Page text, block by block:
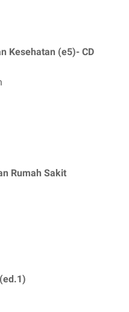
Kesehatan (e5)- CD
Rumah Sakit